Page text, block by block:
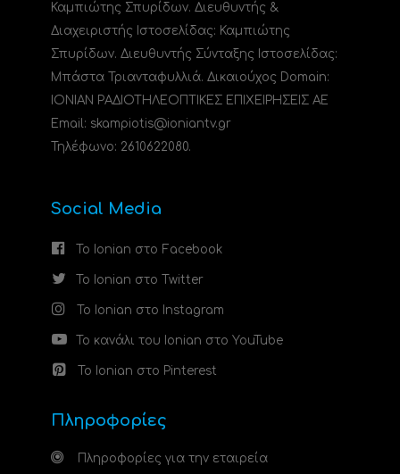
Καμπιώτης Σπυρίδων. Διευθυντής &
Διαχειριστής Ιστοσελίδας: Καμπιώτης
Σπυρίδων. Διευθυντής Σύνταξης Ιστοσελίδας:
Μπάστα Τριανταφυλλιά. Δικαιούχος Domain:
ΙΟΝΙΑΝ ΡΑΔΙΟΤΗΛΕΟΠΤΙΚΕΣ ΕΠΙΧΕΙΡΗΣΕΙΣ ΑΕ
Email: skampiotis@ioniantv.gr
Τηλέφωνο: 2610622080.
Social Media
Το Ionian στο Facebook
Το Ionian στο Twitter
Το Ionian στο Instagram
Το κανάλι του Ionian στο YouTube
Το Ionian στο Pinterest
Πληροφορίες
Πληροφορίες για την εταιρεία